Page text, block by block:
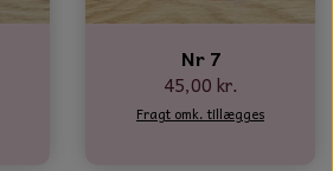
Nr 7
45,00 kr.
Fragt omk. tillægges